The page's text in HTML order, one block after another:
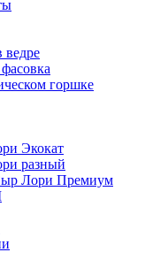
ведре
горшке
Экокат
разный
Лори Премиум